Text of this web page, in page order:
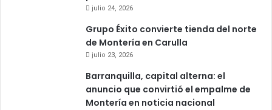
julio 24, 2026
Grupo Éxito convierte tienda del norte
de Montería en Carulla
julio 23, 2026
Barranquilla, capital alterna: el
anuncio que convirtió el empalme de
Montería en noticia nacional